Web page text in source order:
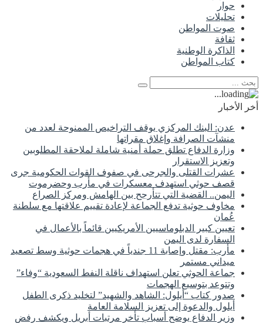
حوار
تحليلات
صوت المواطن
ثقافة
الذاكرة الوطنية
كتاب المواطن
أخر الأخبار
عدن: البنك المركزي يوقف التراخيص الممنوحة لعدد من
منشآت الصرافة وإغلاق مقراتها
وزارة الدفاع تطلق حملة أمنية شاملة لملاحقة المطلوبين
وتعزيز الاستقرار
عشرات القتلى والجرحى في صفوف القوات الحكومية جرى
قصف حوثي استهدف معسكرات في مأرب وحضرموت
اليمن.. القضية التي تتأرجح بين الهامش ومركز الصراع
مخاوف حوثية تدفع الجماعة لإعادة تقييم علاقتها مع سلطنة
عُمان
تعيين كبير الدبلوماسيين الأمريكيين قائماً بالأعمال في
السفارة لدى اليمن
مأرب: مقتل وإصابة 11 جندياً في هجمات حوثية وسط تصعيد
ميداني مستمر
جماعة الحوثي تعلن استهداف ناقلة النفط السعودية “وفاء”
وتتوعد بتوسيع الهجمات
صدور كتاب “أيلول: الشاهد والشهيد” لتخليد ذكرى الطفل
أيلول والدعوة إلى تعزيز السلامة العامة
وزير الدفاع يوضح أسباب تأخر مرتبات أبريل ويكشف رفض